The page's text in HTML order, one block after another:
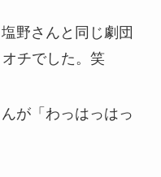
野さんと同じ劇団
チでした。笑
が「わっはっはっ